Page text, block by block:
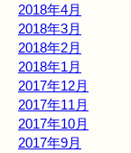
2018年4月
2018年3月
2018年2月
2018年1月
2017年12月
2017年11月
2017年10月
2017年9月